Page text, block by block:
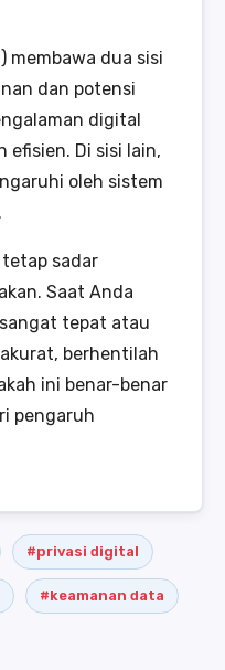
membawa dua sisi
dan potensi
digital
efisien. Di sisi lain,
oleh sistem
sadar
Saat Anda
tepat atau
berhentilah
ini benar-benar
pengaruh
#privasi digital
#keamanan data